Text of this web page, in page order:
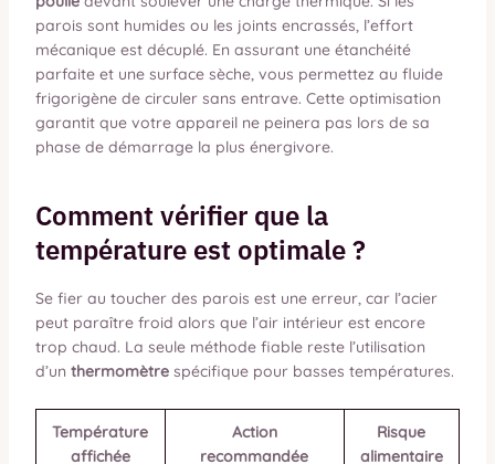
parois sont humides ou les joints encrassés, l’effort
mécanique est décuplé. En assurant une étanchéité
parfaite et une surface sèche, vous permettez au fluide
frigorigène de circuler sans entrave. Cette optimisation
garantit que votre appareil ne peinera pas lors de sa
phase de démarrage la plus énergivore.
Comment vérifier que la
température est optimale ?
Se fier au toucher des parois est une erreur, car l’acier
peut paraître froid alors que l’air intérieur est encore
trop chaud. La seule méthode fiable reste l’utilisation
d’un thermomètrespécifique pour basses températures.
Température
affichée
Action
recommandée
Risque
alimentaire